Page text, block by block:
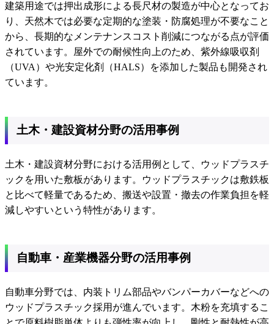
建築用途では押出成形による長尺材の製造が中心となってお
り、天然木では必要な定期的な塗装・防腐処理が不要なこと
から、長期的なメンテナンスコスト削減につながる点が評価
されています。屋外での耐候性向上のため、紫外線吸収剤
（UVA）や光安定化剤（HALS）を添加した製品も開発され
ています。
土木・建設資材分野の活用事例
土木・建設資材分野における活用例として、ウッドプラスチ
ックを用いた敷板があります。ウッドプラスチックは敷鉄板
と比べて軽量であるため、搬送や設置・撤去の作業負担を軽
減しやすいという特性があります。
自動車・産業機器分野の活用事例
自動車分野では、内装トリム部品やバンパーカバーなどへの
ウッドプラスチック採用が進んでいます。木粉を充填するこ